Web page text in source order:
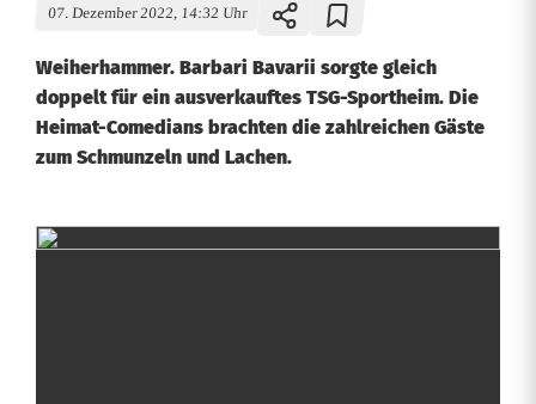
07. Dezember 2022, 14:32 Uhr
Weiherhammer. Barbari Bavarii sorgte gleich
doppelt für ein ausverkauftes TSG-Sportheim. Die
Heimat-Comedians brachten die zahlreichen Gäste
zum Schmunzeln und Lachen.
Z